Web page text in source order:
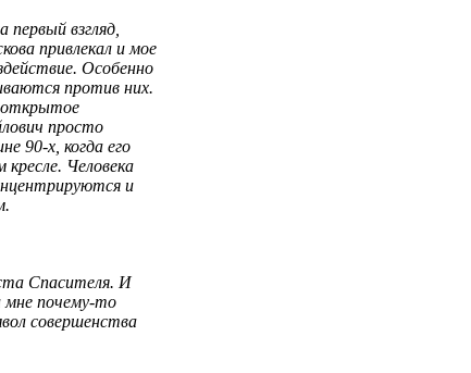
взгляд,
привлекал и мое
Особенно
против них.
открытое
просто
90-х, когда его
кресле. Человека
и
Спасителя. И
мне почему-то
совершенства